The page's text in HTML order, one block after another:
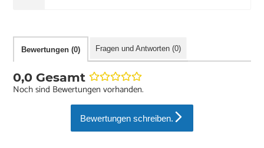
Bewertungen (0) Fragen und Antworten (0)
0,0 Gesamt
Noch sind Bewertungen vorhanden.
Bewertungen schreiben.